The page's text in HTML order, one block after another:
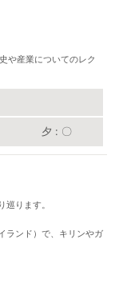
や産業についてのレク
夕 〇
ります。
ランド）で、キリンやガ